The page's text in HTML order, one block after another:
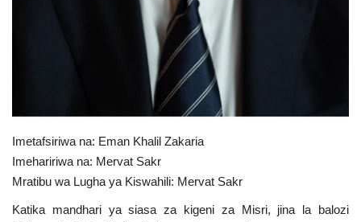
Raia wa ulimwengu mzima
Nafasi
Washiriki
Video
Imetafsiriwa na: Eman Khalil Zakaria
Imehaririwa na: Mervat Sakr
Mratibu wa Lugha ya Kiswahili: Mervat Sakr
Katika mandhari ya siasa za kigeni za Misri, jina la balozi